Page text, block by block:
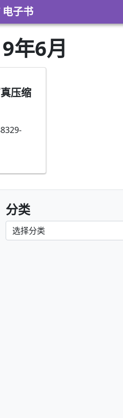
电子书
年6月
压缩
分类
分类